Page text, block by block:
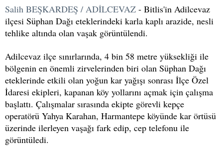
Salih BEŞKARDEŞ / ADİLCEVAZ - Bitlis'in Adilcevaz
ilçesi Süphan Dağı eteklerindeki karla kaplı arazide, nesli
tehlike altında olan vaşak görüntülendi.
Adilcevaz ilçe sınırlarında, 4 bin 58 metre yüksekliği ile
bölgenin en önemli zirvelerinden biri olan Süphan Dağı
eteklerinde etkili olan yoğun kar yağışı sonrası İlçe Özel
İdaresi ekipleri, kapanan köy yollarını açmak için çalışma
başlattı. Çalışmalar sırasında ekipte görevli kepçe
operatörü Yahya Karahan, Harmantepe köyünde kar örtüsü
üzerinde ilerleyen vaşağı fark edip, cep telefonu ile
görüntüledi.